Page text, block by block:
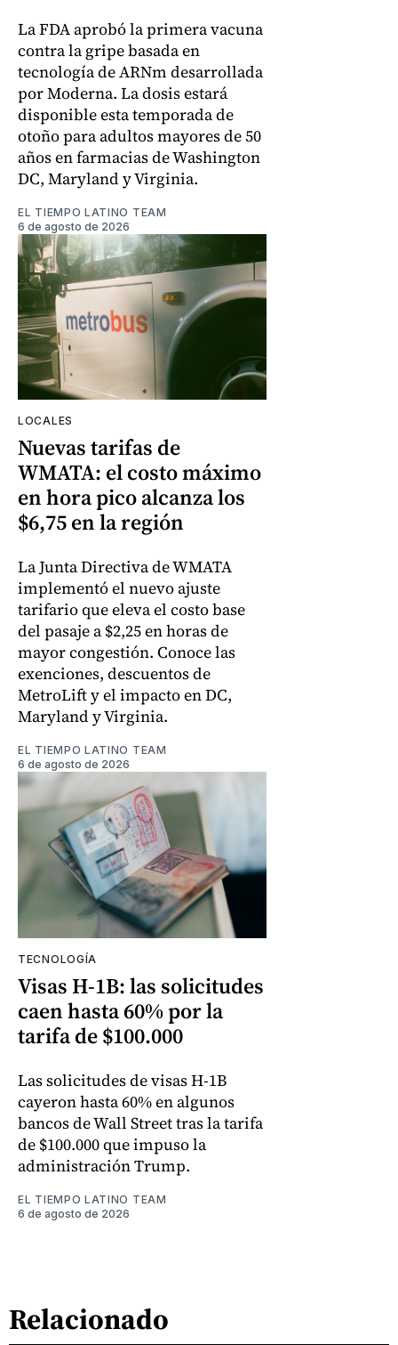
La FDA aprobó la primera vacuna
contra la gripe basada en
tecnología de ARNm desarrollada
por Moderna. La dosis estará
disponible esta temporada de
otoño para adultos mayores de 50
años en farmacias de Washington
DC, Maryland y Virginia.
EL TIEMPO LATINO TEAM
6 de agosto de 2026
LOCALES
Nuevas tarifas de
WMATA: el costo máximo
en hora pico alcanza los
$6,75 en la región
La Junta Directiva de WMATA
implementó el nuevo ajuste
tarifario que eleva el costo base
del pasaje a $2,25 en horas de
mayor congestión. Conoce las
exenciones, descuentos de
MetroLift y el impacto en DC,
Maryland y Virginia.
EL TIEMPO LATINO TEAM
6 de agosto de 2026
TECNOLOGÍA
Visas H-1B: las solicitudes
caen hasta 60% por la
tarifa de $100.000
Las solicitudes de visas H-1B
cayeron hasta 60% en algunos
bancos de Wall Street tras la tarifa
de $100.000 que impuso la
administración Trump.
EL TIEMPO LATINO TEAM
6 de agosto de 2026
Relacionado